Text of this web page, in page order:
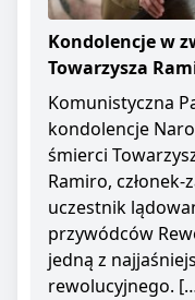
Kondolencje w
Towarzysza
Komunistyczna
kondolencje
śmierci
Ramiro, członek-
uczestnik
przywódców
jedną z
rewolucyjnego.